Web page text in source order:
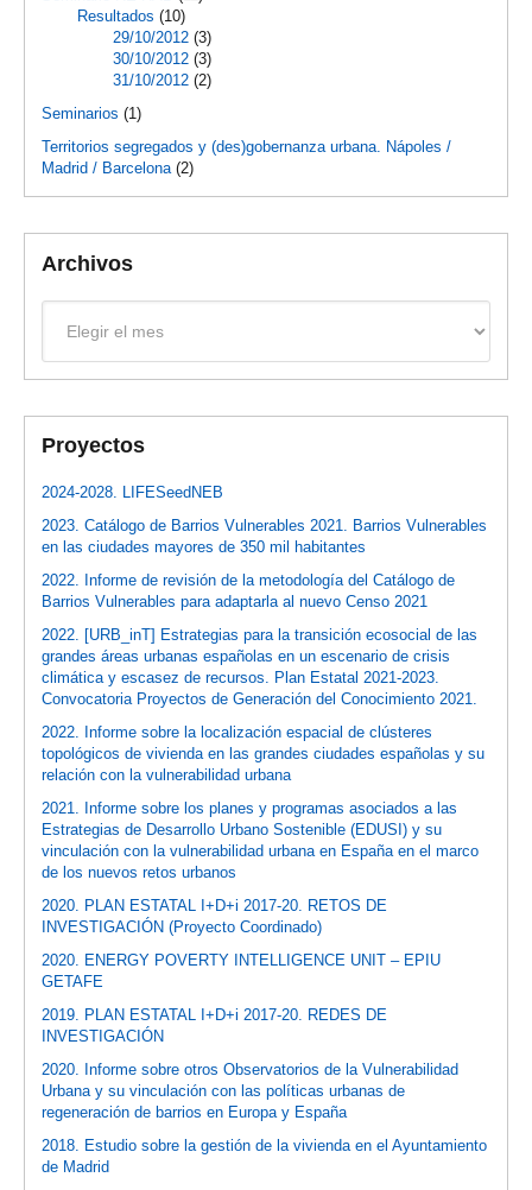
Resultados (10)
29/10/2012 (3)
30/10/2012 (3)
31/10/2012 (2)
Seminarios (1)
Territorios segregados y (des)gobernanza urbana. Nápoles /
Madrid / Barcelona (2)
Archivos
Proyectos
2024-2028. LIFESeedNEB
2023. Catálogo de Barrios Vulnerables 2021. Barrios Vulnerables
en las ciudades mayores de 350 mil habitantes
2022. Informe de revisión de la metodología del Catálogo de
Barrios Vulnerables para adaptarla al nuevo Censo 2021
2022. [URB_inT] Estrategias para la transición ecosocial de las
grandes áreas urbanas españolas en un escenario de crisis
climática y escasez de recursos. Plan Estatal 2021-2023.
Convocatoria Proyectos de Generación del Conocimiento 2021.
2022. Informe sobre la localización espacial de clústeres
topológicos de vivienda en las grandes ciudades españolas y su
relación con la vulnerabilidad urbana
2021. Informe sobre los planes y programas asociados a las
Estrategias de Desarrollo Urbano Sostenible (EDUSI) y su
vinculación con la vulnerabilidad urbana en España en el marco
de los nuevos retos urbanos
2020. PLAN ESTATAL I+D+i 2017-20. RETOS DE
INVESTIGACIÓN (Proyecto Coordinado)
2020. ENERGY POVERTY INTELLIGENCE UNIT – EPIU
GETAFE
2019. PLAN ESTATAL I+D+i 2017-20. REDES DE
INVESTIGACIÓN
2020. Informe sobre otros Observatorios de la Vulnerabilidad
Urbana y su vinculación con las políticas urbanas de
regeneración de barrios en Europa y España
2018. Estudio sobre la gestión de la vivienda en el Ayuntamiento
de Madrid